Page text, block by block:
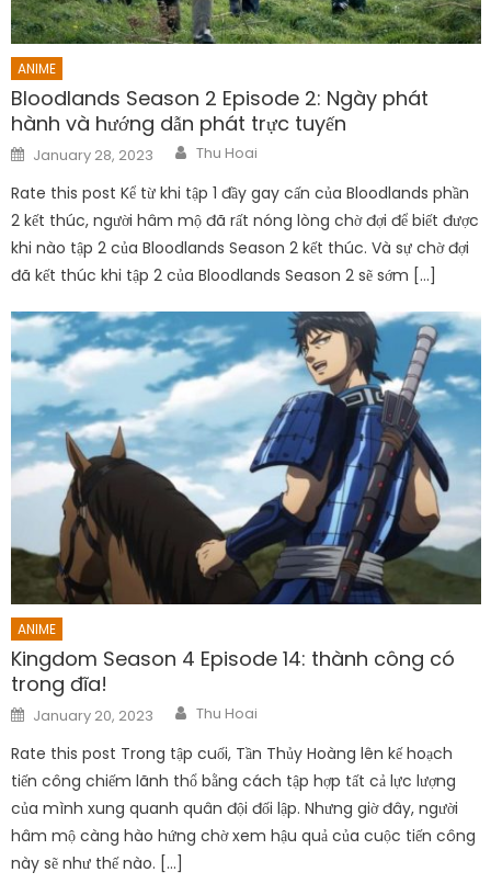
ANIME
Bloodlands Season 2 Episode 2: Ngày phát
hành và hướng dẫn phát trực tuyến
Posted
on
January 28, 2023 Author
Thu Hoai
Rate this post Kể từ khi tập 1 đầy gay cấn của Bloodlands phần
2 kết thúc, người hâm mộ đã rất nóng lòng chờ đợi để biết được
khi nào tập 2 của Bloodlands Season 2 kết thúc. Và sự chờ đợi
đã kết thúc khi tập 2 của Bloodlands Season 2 sẽ sớm […]
ANIME
Kingdom Season 4 Episode 14: thành công có
trong đĩa!
Posted
on
January 20, 2023 Author
Thu Hoai
Rate this post Trong tập cuối, Tần Thủy Hoàng lên kế hoạch
tiến công chiếm lãnh thổ bằng cách tập hợp tất cả lực lượng
của mình xung quanh quân đội đối lập. Nhưng giờ đây, người
hâm mộ càng hào hứng chờ xem hậu quả của cuộc tiến công
này sẽ như thế nào. […]